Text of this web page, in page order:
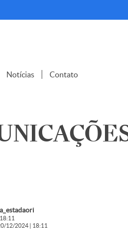
Notícias Contato
12/2024 | 18:11